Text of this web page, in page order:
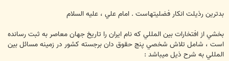
بدترين رذيلت انكار فضليتهاست . امام علي ، عليه السلام
بخشي از افتخارات بين المللي كه نام ايران را تاريخ جهان معاصر به ثبت رسانده
است ، شامل تلاش شخصي پنج حقوق دان برجسته كشور در زمينه مسائل بين
المللي به شرح ذيل ميباشد :